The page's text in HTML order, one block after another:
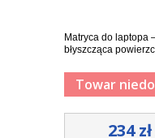
Matryca do laptopa
błyszcząca
Towar
234 zł